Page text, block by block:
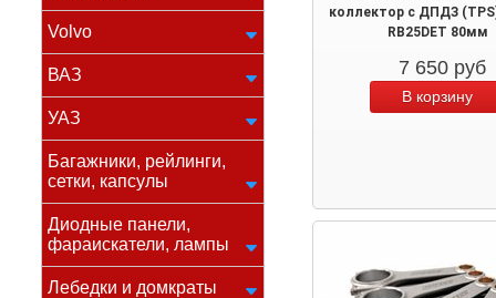
Volvo
ВАЗ
УАЗ
Багажники, рейлинги,
сетки, капсулы
Диодные панели,
фараискатели, лампы
Лебедки и домкраты
коллектор с ДПДЗ
RB25DET 80мм
7 650 руб